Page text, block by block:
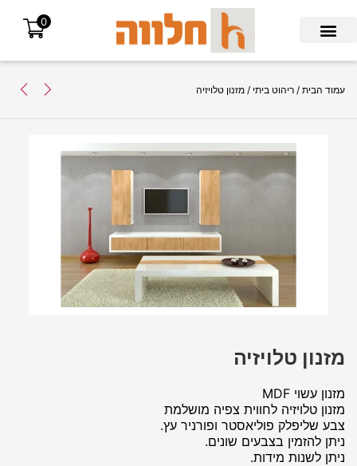
0
עמוד הבית / ריהוט ביתי / מזנון טלויזיה
מזנון טלויזיה
מזנון עשוי MDF
מזנון טלויזיה לחווית צפיה מושלמת
צבע שליפלק פוליאסטר ופורניר עץ.
ניתן להזמין בצבעים שונים.
ניתן לשנות מידות.